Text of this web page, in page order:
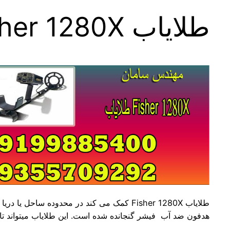
طلایاب Fisher 1280X
طلایاب Fisher 1280X کمک می کند در محدوده ساحل یا دریا کاوش کنید . سهم خود را از جواهرات و سکه ها در ساحل پیدا کنید.
هدفون ضد آب فیشر گنجانده شده است. این طلایاب میتواند تا ۲۵۰ فوت زیر آب